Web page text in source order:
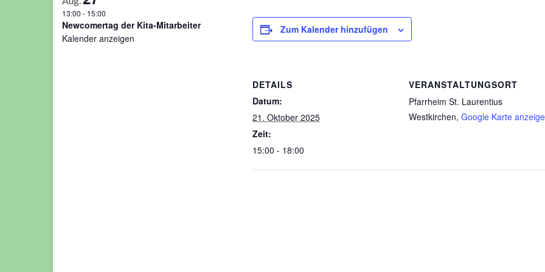
13:00 - 15:00
Newcomertag der Kita-Mitarbeiter
Kalender anzeigen
Zum Kalender hinzufügen
DETAILS
Datum:
21. Oktober 2025
Zeit:
15:00 - 18:00
VERANSTALTUNGSORT
Pfarrheim St. Laurentius
Westkirchen, Google Karte